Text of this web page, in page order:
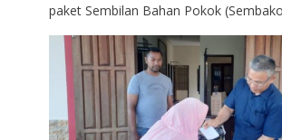
paket Sembilan Bahan Pokok